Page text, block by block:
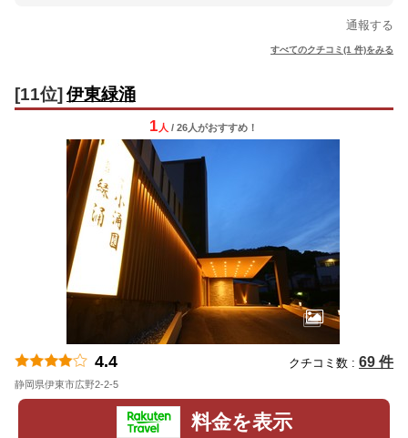
通報する
すべてのクチコミ(1 件)をみる
[11位] 伊東緑涌
1 人 / 26人がおすすめ！
4.4 クチコミ数 : 69 件
静岡県伊東市広野2-2-5
料金を表示